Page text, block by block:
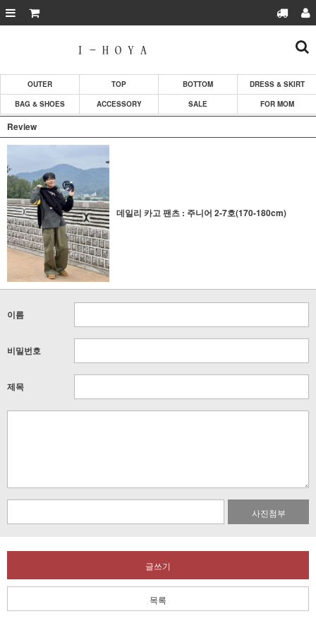
OUTER TOP BOTTOM
DRESS & SKIRT
BAG & SHOES
ACCESSORY SALE FOR MOM
Review
데일리 카고 팬츠 : 주니어 2-7호(170-180cm)
이름
비밀번호
제목
사진첨부
글쓰기
목록